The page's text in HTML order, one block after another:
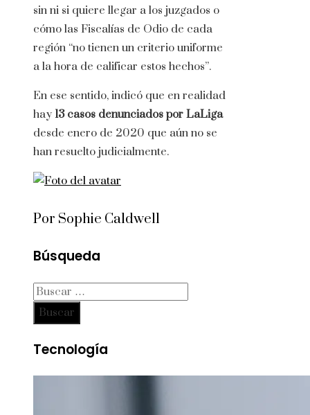
sin ni si quiere llegar a los juzgados o
cómo las Fiscalías de Odio de cada
región “no tienen un criterio uniforme
a la hora de calificar estos hechos”.
En ese sentido, indicó que en realidad
hay 13 casos denunciados por LaLiga
desde enero de 2020 que aún no se
han resuelto judicialmente.
Por Sophie Caldwell
Búsqueda
Buscar:
Tecnología